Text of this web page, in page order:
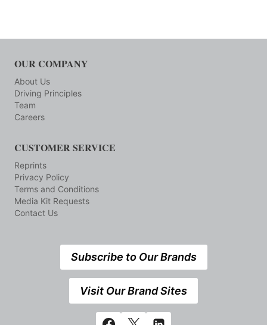
OUR COMPANY
About Us
Driving Principles
Team
Careers
CUSTOMER SERVICE
Reprints
Privacy Policy
Terms and Conditions
Media Kit Requests
Contact Us
Subscribe to Our Brands
Visit Our Brand Sites